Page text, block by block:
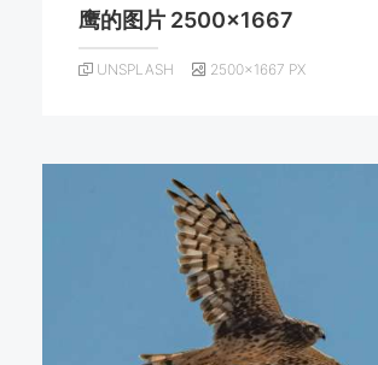
鹰的图片 2500×1667
UNSPLASH 2500×1667 PX